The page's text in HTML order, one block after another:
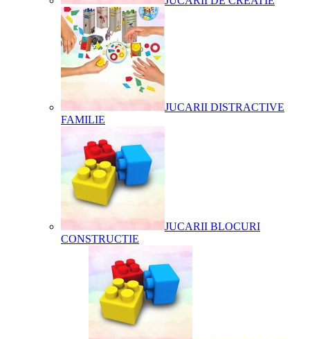
JUCARII DISTRACTIVE
FAMILIE
JUCARII BLOCURI
CONSTRUCTIE